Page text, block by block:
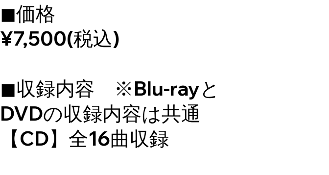
◼価格
¥7,500(税込)
◼収録内容 ※Blu-rayと
DVDの収録内容は共通
【CD】全16曲収録